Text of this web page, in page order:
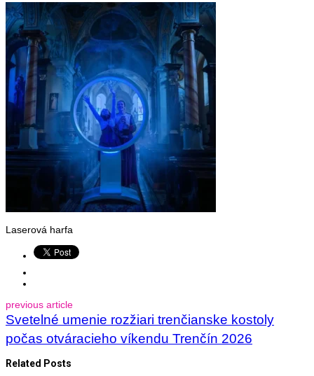
Laserová harfa
previous article
Svetelné umenie rozžiari trenčianske kostoly
počas otváracieho víkendu Trenčín 2026
Related Posts